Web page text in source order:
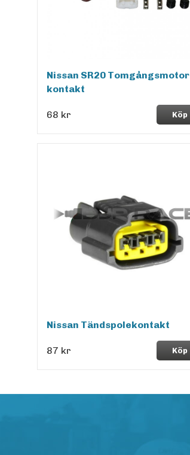
Nissan SR20 Tomgångsmotor
kontakt
68 kr Köp
Nissan Tändspolekontakt
87 kr Köp